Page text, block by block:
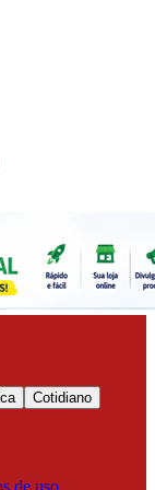
Cotidiano
de uso